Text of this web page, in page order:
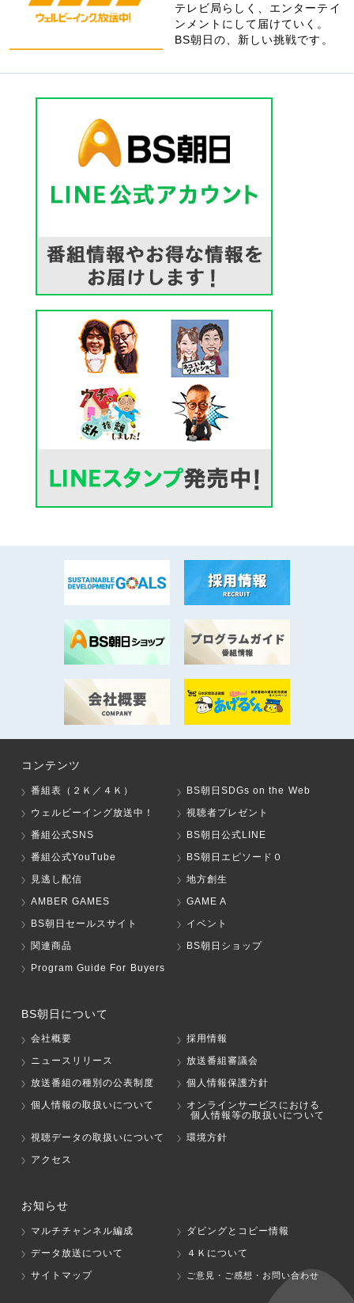
テレビ局らしく、エンターテイ
ンメントにして届けていく。
BS朝日の、新しい挑戦です。
コンテンツ
番組表（２Ｋ／４Ｋ）
BS朝日SDGs on the Web
ウェルビーイング放送中！
視聴者プレゼント
番組公式SNS
BS朝日公式LINE
番組公式YouTube
BS朝日エピソード０
見逃し配信
地方創生
AMBER GAMES
GAME A
BS朝日セールスサイト
イベント
関連商品
BS朝日ショップ
Program Guide For Buyers
BS朝日について
会社概要
採用情報
ニュースリリース
放送番組審議会
放送番組の種別の公表制度
個人情報保護方針
個人情報の取扱いについて
オンラインサービスにおける
個人情報等の取扱いについて
視聴データの取扱いについて
環境方針
アクセス
お知らせ
マルチチャンネル編成
ダビングとコピー情報
データ放送について
４Ｋについて
サイトマップ
ご意見・ご感想・お問い合わせ